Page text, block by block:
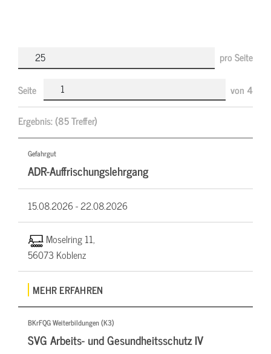
pro Seite
Seite von 4
Ergebnis:(85 Treffer)
Gefahrgut
ADR-Auffrischungslehrgang
15.08.2026 -22.08.2026
Moselring 11,
56073 Koblenz
MEHR ERFAHREN
BKrFQG Weiterbildungen (K3)
SVG Arbeits- und Gesundheitsschutz IV